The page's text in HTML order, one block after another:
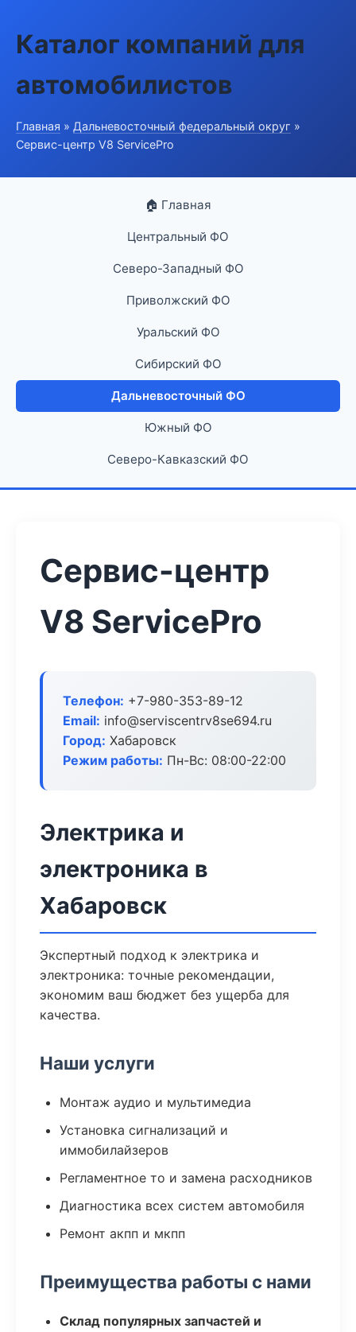
Каталог компаний для
автомобилистов
Главная » Дальневосточный федеральный округ »
Сервис-центр V8 ServicePro
🏠 Главная
Центральный ФО
Северо-Западный ФО
Приволжский ФО
Уральский ФО
Сибирский ФО
Дальневосточный ФО
Южный ФО
Северо-Кавказский ФО
Сервис-центр
V8 ServicePro
Телефон: +7-980-353-89-12
Email: info@serviscentrv8se694.ru
Город: Хабаровск
Режим работы: Пн-Вс: 08:00-22:00
Электрика и
электроника в
Хабаровск
Экспертный подход к электрика и
электроника: точные рекомендации,
экономим ваш бюджет без ущерба для
качества.
Наши услуги
Монтаж аудио и мультимедиа
Установка сигнализаций и
иммобилайзеров
Регламентное то и замена расходников
Диагностика всех систем автомобиля
Ремонт акпп и мкпп
Преимущества работы с нами
Склад популярных запчастей и